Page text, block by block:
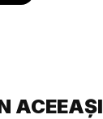
ACEEAȘI